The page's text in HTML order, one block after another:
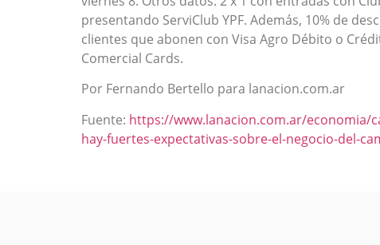
presentando ServiClub YPF. Además, 10% de
clientes que abonen con Visa Agro Débito o
Comercial Cards.
Por Fernando Bertello para lanacion.com.ar
Fuente: https://www.lanacion.com.ar/economia/
hay-fuertes-expectativas-sobre-el-negocio-del-